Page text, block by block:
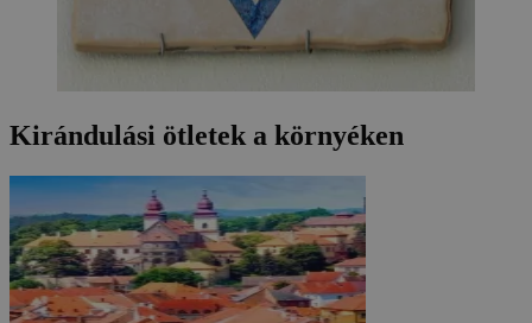
Kirándulási ötletek a környéken